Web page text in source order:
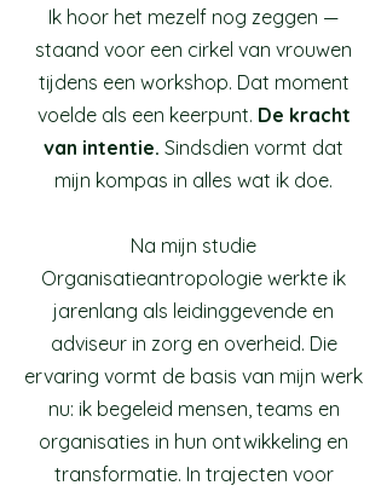
Ik hoor het mezelf nog zeggen —
staand voor een cirkel van vrouwen
tijdens een workshop. Dat moment
voelde als een keerpunt. De kracht
van intentie. Sindsdien vormt dat
mijn kompas in alles wat ik doe.
Na mijn studie
Organisatieantropologie werkte ik
jarenlang als leidinggevende en
adviseur in zorg en overheid. Die
ervaring vormt de basis van mijn werk
nu: ik begeleid mensen, teams en
organisaties in hun ontwikkeling en
transformatie. In trajecten voor